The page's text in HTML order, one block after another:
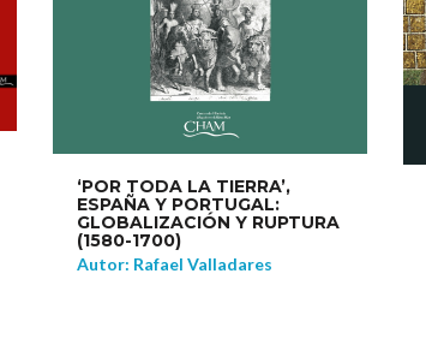
‘POR TODA LA TIERRA’,
ESPAÑA Y PORTUGAL:
GLOBALIZACIÓN Y RUPTURA
(1580-1700)
Autor: Rafael Valladares